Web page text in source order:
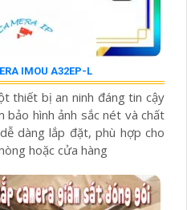
IMOU A32EP-L
thiết bị an ninh đáng tin cậy
bảo hình ảnh sắc nét và chất
dàng lắp đặt, phù hợp cho
hoặc cửa hàng